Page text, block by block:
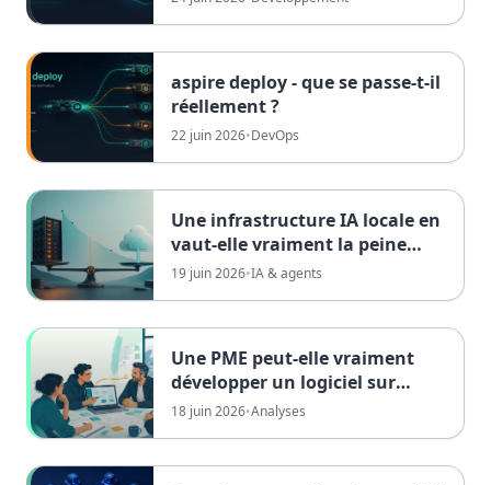
aspire deploy - que se passe-t-il
réellement ?
22 juin 2026•DevOps
Une infrastructure IA locale en
vaut-elle vraiment la peine
pour une entreprise ?
19 juin 2026•IA & agents
Une PME peut-elle vraiment
développer un logiciel sur
mesure pour le Mittelstand ?
18 juin 2026•Analyses